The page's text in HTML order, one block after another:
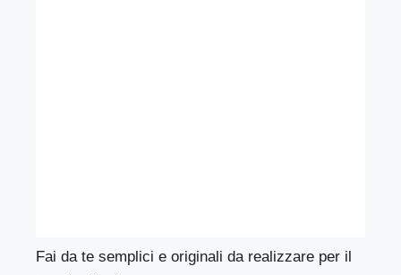
Fai da te semplici e originali da realizzare per il